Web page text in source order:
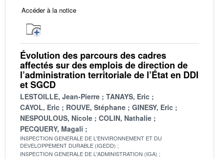
Accéder à la notice
Évolution des parcours des cadres
affectés sur des emplois de direction de
l’administration territoriale de l’État en DDI
et SGCD
LESTOILLE, Jean-Pierre
TANAYS, Eric
CAYOL, Eric
ROUVE, Stéphane
GINESY, Eric
NESPOULOUS, Nicole
COLIN, Nathalie
PECQUERY, Magali
INSPECTION GENERALE DE L'ENVIRONNEMENT ET DU
DEVELOPPEMENT DURABLE (IGEDD)
INSPECTION GENERALE DE L'ADMINISTRATION (IGA)